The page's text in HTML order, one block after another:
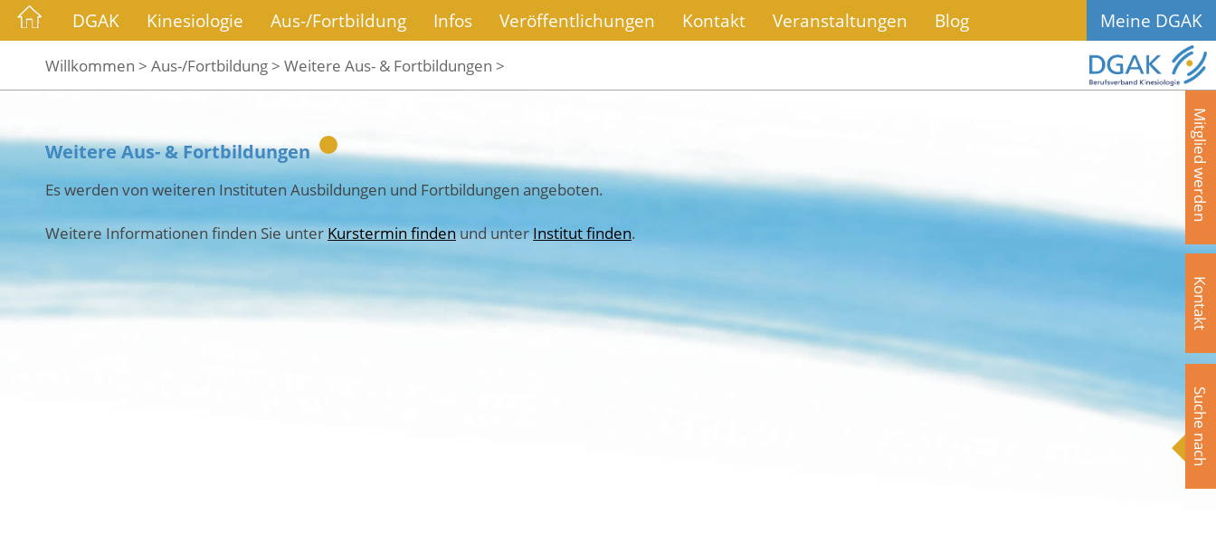
DGAK Kinesiologie Aus-/Fortbildung Infos Veröffentlichungen Kontakt Veranstaltungen Blog Meine DGAK
Willkommen > Aus-/Fortbildung > Weitere Aus- & Fortbildungen >
Mitglied werden
Kontakt
Suche nach
Weitere Aus- & Fortbildungen
Es werden von weiteren Instituten Ausbildungen und Fortbildungen angeboten.
Weitere Informationen finden Sie unter Kurstermin findenund unterInstitut finden.